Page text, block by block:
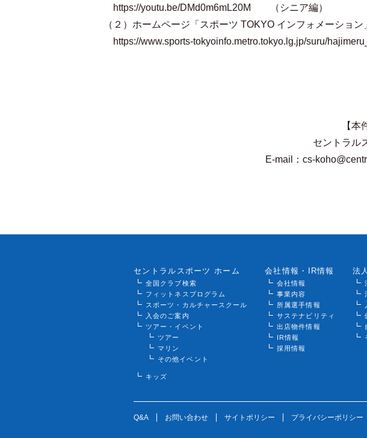
https://youtu.be/DMd0m6mL20M
（シニア編）
（２）ホームページ「スポーツ TOKYO インフォメーション
https://www.sports-tokyoinfo.metro.tokyo.lg.jp/suru/
【本
セントラ
E-mail： cs-
セントラルスポーツ ホーム
全国クラブ検索
フィットネスプログラム
スポーツ・カルチャースクール
入会のご案内
ツアー・イベント
ツアー
マリン
その他イベント
キッズ
会社情報・IR情報
会社情報
事業内容
所属選手情報
サステナビリティ
出店物件情報
IR情報
採用情報
法
Q&A お問い合わせ サイトポリシー プライバシーポリシー